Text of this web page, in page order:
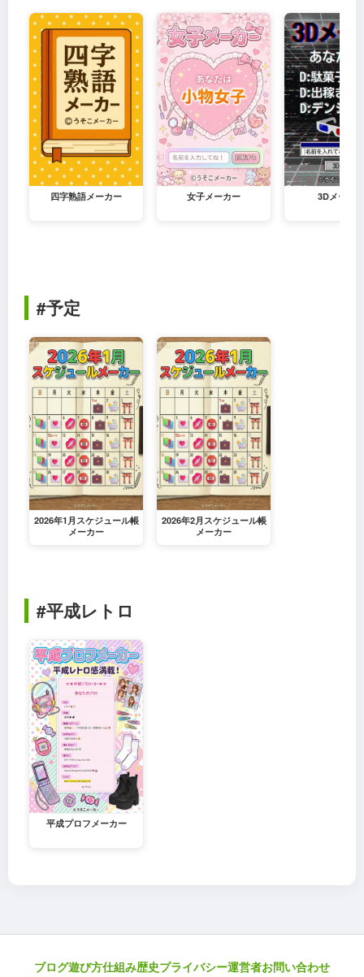
四字熟語メーカー 女子メーカー 3Dメーカー
#予定
2026年1月スケジュール帳
メーカー
2026年2月スケジュール帳
メーカー
#平成レトロ
平成プロフメーカー
ブログ遊び方仕組み歴史プライバシー運営者お問い合わせ